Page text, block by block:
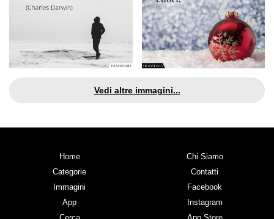
Vedi altre immagini...
Home
Categorie
Immagini
App
Chi Siamo
Contatti
Facebook
Instagram